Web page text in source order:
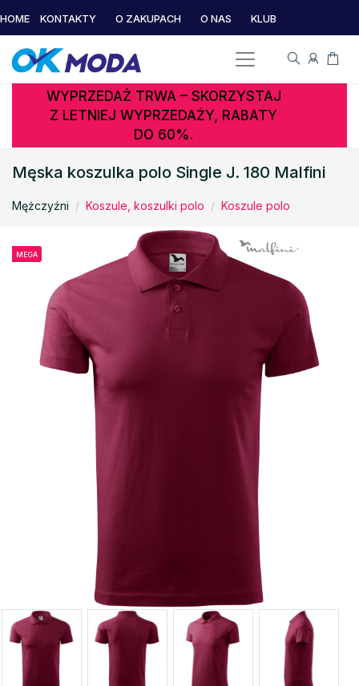
HOME KONTAKTY O ZAKUPACH O NAS KLUB
WYPRZEDAŻ TRWA – SKORZYSTAJ
Z LETNIEJ WYPRZEDAŻY, RABATY
DO 60%.
Męska koszulka polo Single J. 180 Malfini
Mężczyźni Koszule, koszulki polo Koszule polo
MEGA